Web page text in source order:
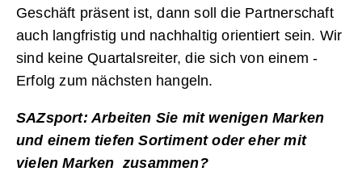
Geschäft präsent ist, dann soll die Partnerschaft
auch langfristig und nachhaltig orientiert sein. Wir
sind keine Quartalsreiter, die sich von einem ­
Erfolg zum nächsten hangeln.
SAZsport: Arbeiten Sie mit wenigen Marken
und einem tiefen Sortiment oder eher mit
vielen Marken zusammen?